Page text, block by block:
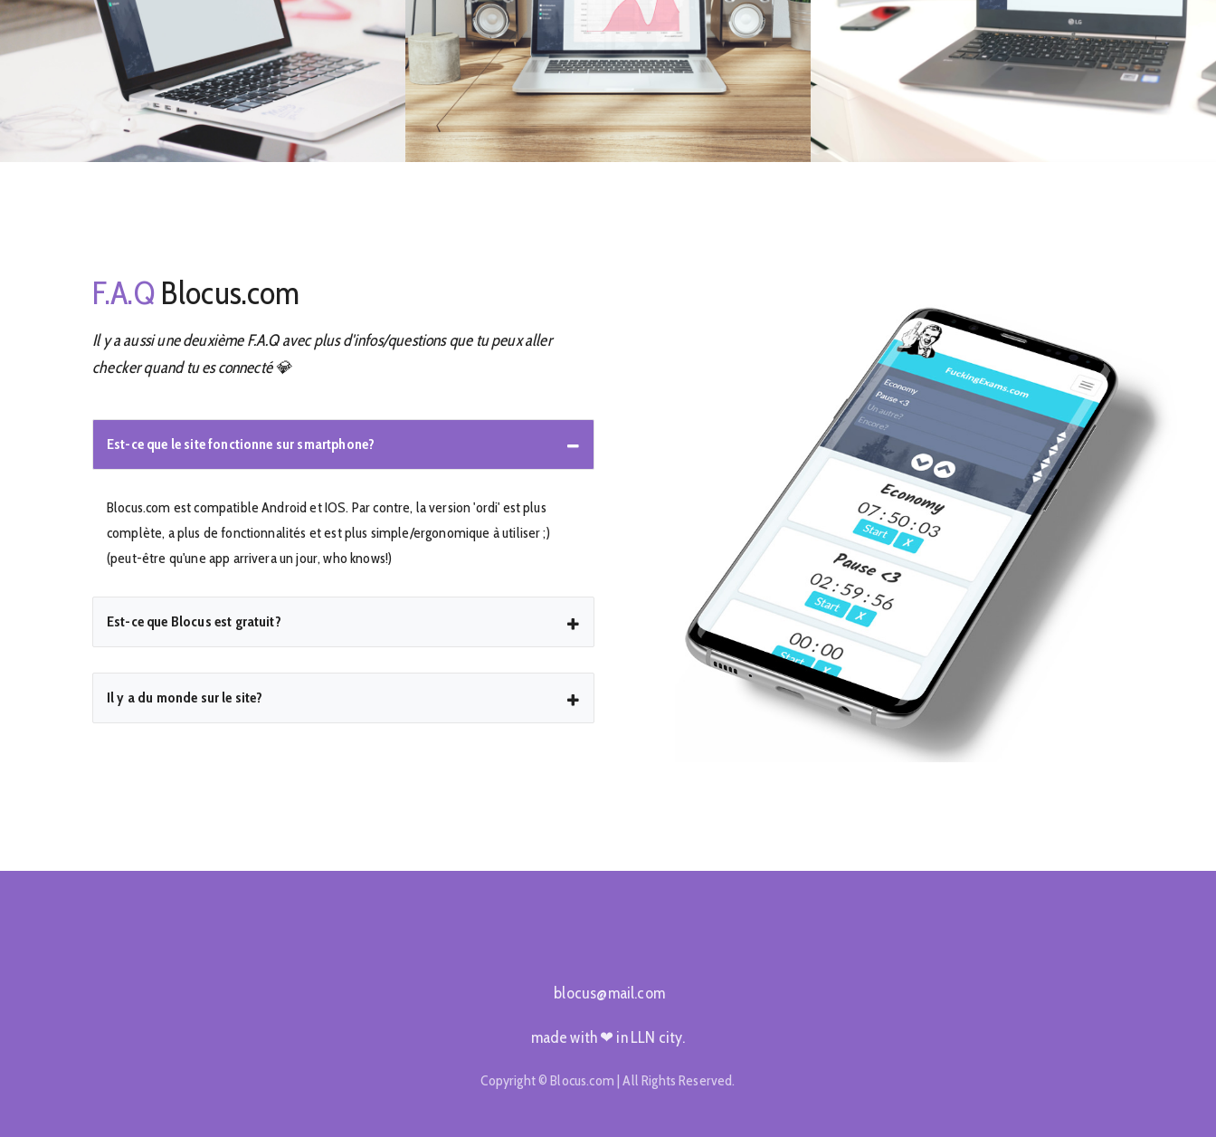
F.A.QBlocus.com
Il y a aussi une deuxième F.A.Q avec plus d'infos/questions que tu peux aller
checker quand tu es connecté 💎
Est-ce que le site fonctionne sur smartphone?
Blocus.com est compatible Android et IOS. Par contre, la version 'ordi' est plus
complète, a plus de fonctionnalités et est plus simple/ergonomique à utiliser ;)
(peut-être qu'une app arrivera un jour, who knows!)
Est-ce que Blocus est gratuit?
Il y a du monde sur le site?
blocus@mail.com
made with ❤ in LLN city.
Copyright © Blocus.com | All Rights Reserved.